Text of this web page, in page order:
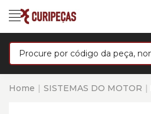
Home SISTEMAS DO MOTOR